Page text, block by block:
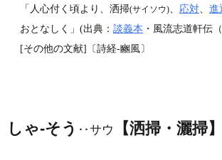
「人心付く頃より、洒掃(サイソウ) 応対 進
おとなしく」(出典： 談義本 ・風流志道軒伝
[その他の文献]〔詩経‐豳風〕
しゃ‐そう ‥サウ 【洒掃・灑掃】